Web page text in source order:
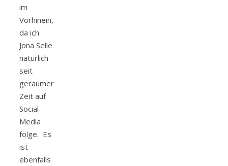
im
Vorhinein,
da ich
Jona Selle
natürlich
seit
geraumer
Zeit auf
Social
Media
folge. Es
ist
ebenfalls